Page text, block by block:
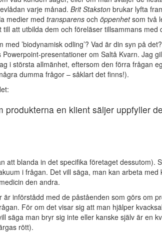
varje månad. Brit Stakston brukar lyfta
medier med transparens och öppenhetsom två
att utbilda dem och föreläser tillsammans med
’biodynamisk odling’? Vad är din syn på
presentationer om Saltå Kvarn. Jag
i största allmänhet, eftersom den förra frågan
dumma frågor – såklart det finns!).
produkterna en klient säljer uppfyller de
att blanda in det specifika företaget dessutom).
i frågan. Det vill säga, man kan arbeta med
den andra.
införstådd med de påståenden som görs om
För om det visar sig att man hjälper
säga man bryr sig inte eller kanske själv är en
rött).